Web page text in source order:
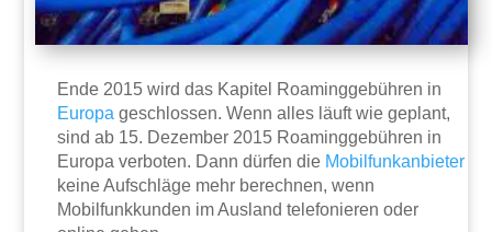
Ende 2015 wird das Kapitel Roaminggebühren in
Europa geschlossen. Wenn alles läuft wie geplant,
sind ab 15. Dezember 2015 Roaminggebühren in
Europa verboten. Dann dürfen die Mobilfunkanbieter
keine Aufschläge mehr berechnen, wenn
Mobilfunkkunden im Ausland telefonieren oder